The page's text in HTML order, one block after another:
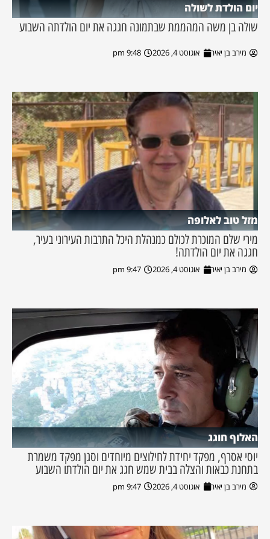
יום הולדת לשולה
שולה בן משה המהממת שבתמונה חגגה את יום הולדתה השבוע
מירב בן יאיר אוגוסט 4, 2026 9:48 pm
מזל טוב לאלופה
מירי שלם המוכרת לכולם כמנהלת היכל התרבות העירוני בעיר,
חגגה את יום הולדתה!
מירב בן יאיר אוגוסט 4, 2026 9:47 pm
האלוף חוגג
יוסי אסרף, מפקד יחידת לחילוצים מיוחדים וסגן מפקד משמרת
בתחנת כבאות והצלה בבית שמש חגג את יום הולדתו השבוע
מירב בן יאיר אוגוסט 4, 2026 9:47 pm